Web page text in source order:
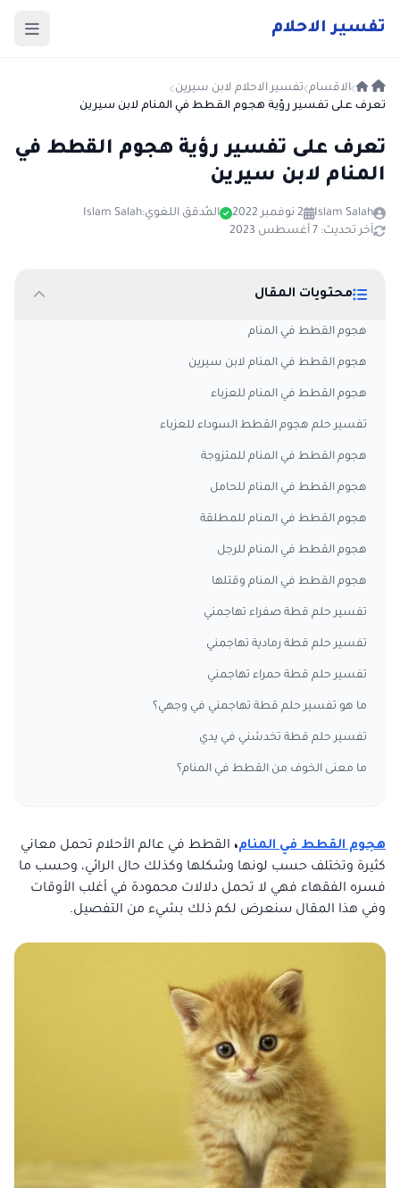
تفسير الاحلام
الاقسام تفسير الاحلام لابن سيرين
تعرف على تفسير رؤية هجوم القطط في المنام لابن سيرين
تعرف على تفسير رؤية هجوم القطط في
المنام لابن سيرين
Islam Salah 2 نوفمبر 2022 المُدقق اللغوي:Islam Salah
آخر تحديث: 7 أغسطس 2023
محتويات المقال
هجوم القطط في المنام
هجوم القطط في المنام لابن سيرين
هجوم القطط في المنام للعزباء
تفسير حلم هجوم القطط السوداء للعزباء
هجوم القطط في المنام للمتزوجة
هجوم القطط في المنام للحامل
هجوم القطط في المنام للمطلقة
هجوم القطط في المنام للرجل
هجوم القطط في المنام وقتلها
تفسير حلم قطة صفراء تهاجمني
تفسير حلم قطة رمادية تهاجمني
تفسير حلم قطة حمراء تهاجمني
ما هو تفسير حلم قطة تهاجمني في وجهي؟
تفسير حلم قطة تخدشني في يدي
ما معنى الخوف من القطط في المنام؟
هجوم القطط في المنام، القطط في عالم الأحلام تحمل معاني
كثيرة وتختلف حسب لونها وشكلها وكذلك حال الرائي، وحسب ما
فسره الفقهاء فهي لا تحمل دلالات محمودة في أغلب الأوقات
وفي هذا المقال سنعرض لكم ذلك بشيء من التفصيل.